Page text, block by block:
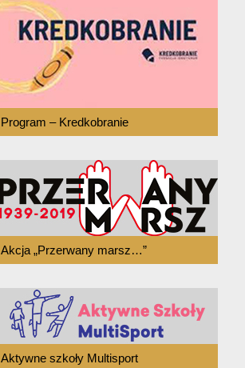
Program – Kredkobranie
Akcja „Przerwany marsz…”
Aktywne szkoły Multisport